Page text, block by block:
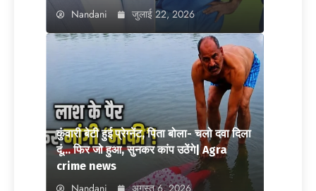
Nandani जुलाई 22, 2026
कुंवारी बेटी हुई प्रेग्नेंट, पिता बोला- चलो दवा दिला
दूं… फिर जो हुआ, सुनकर कांप उठेंगे| Agra
crime news